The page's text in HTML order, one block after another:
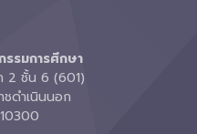
รรมการศึกษา
2 ชั้น 6 (601)
ชดำเนินนอก